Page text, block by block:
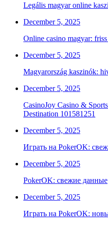
Legális magyar online
December 5, 2025
Online casino magyar:
December 5, 2025
Magyarország kaszinók:
December 5, 2025
CasinoJoy Casino &
Destination 101581251
December 5, 2025
Играть на PokerOK:
December 5, 2025
PokerOK: свежие данные
December 5, 2025
Играть на PokerOK: